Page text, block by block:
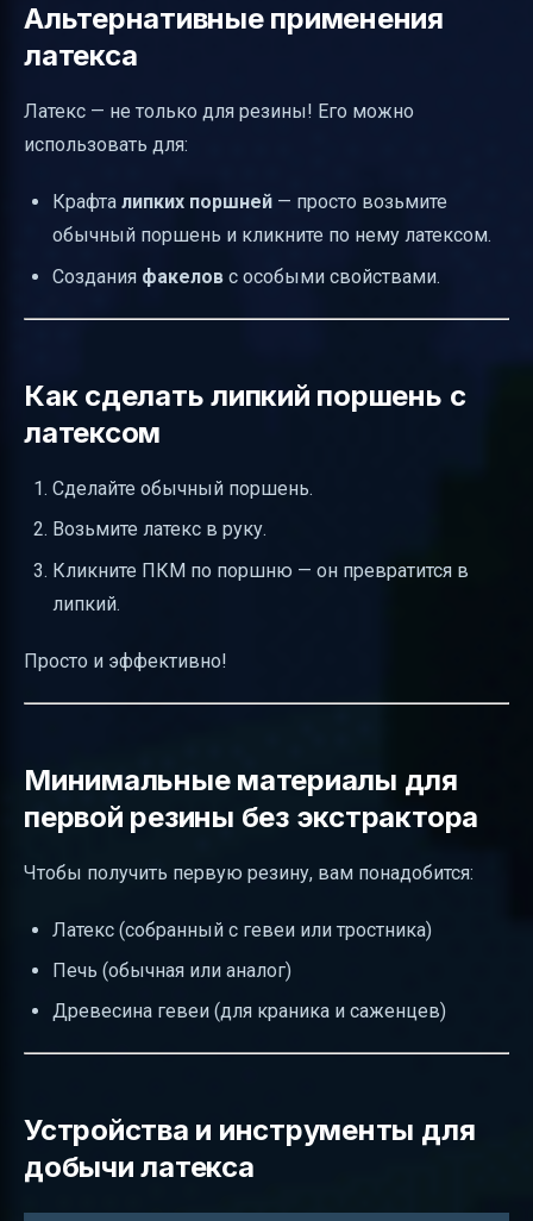
Альтернативные применения
латекса
Латекс — не только для резины! Его можно
использовать для:
Крафта липких поршней — просто возьмите
обычный поршень и кликните по нему латексом.
Создания факелов с особыми свойствами.
Как сделать липкий поршень с
латексом
Сделайте обычный поршень.
Возьмите латекс в руку.
Кликните ПКМ по поршню — он превратится в
липкий.
Просто и эффективно!
Минимальные материалы для
первой резины без экстрактора
Чтобы получить первую резину, вам понадобится:
Латекс (собранный с гевеи или тростника)
Печь (обычная или аналог)
Древесина гевеи (для краника и саженцев)
Устройства и инструменты для
добычи латекса